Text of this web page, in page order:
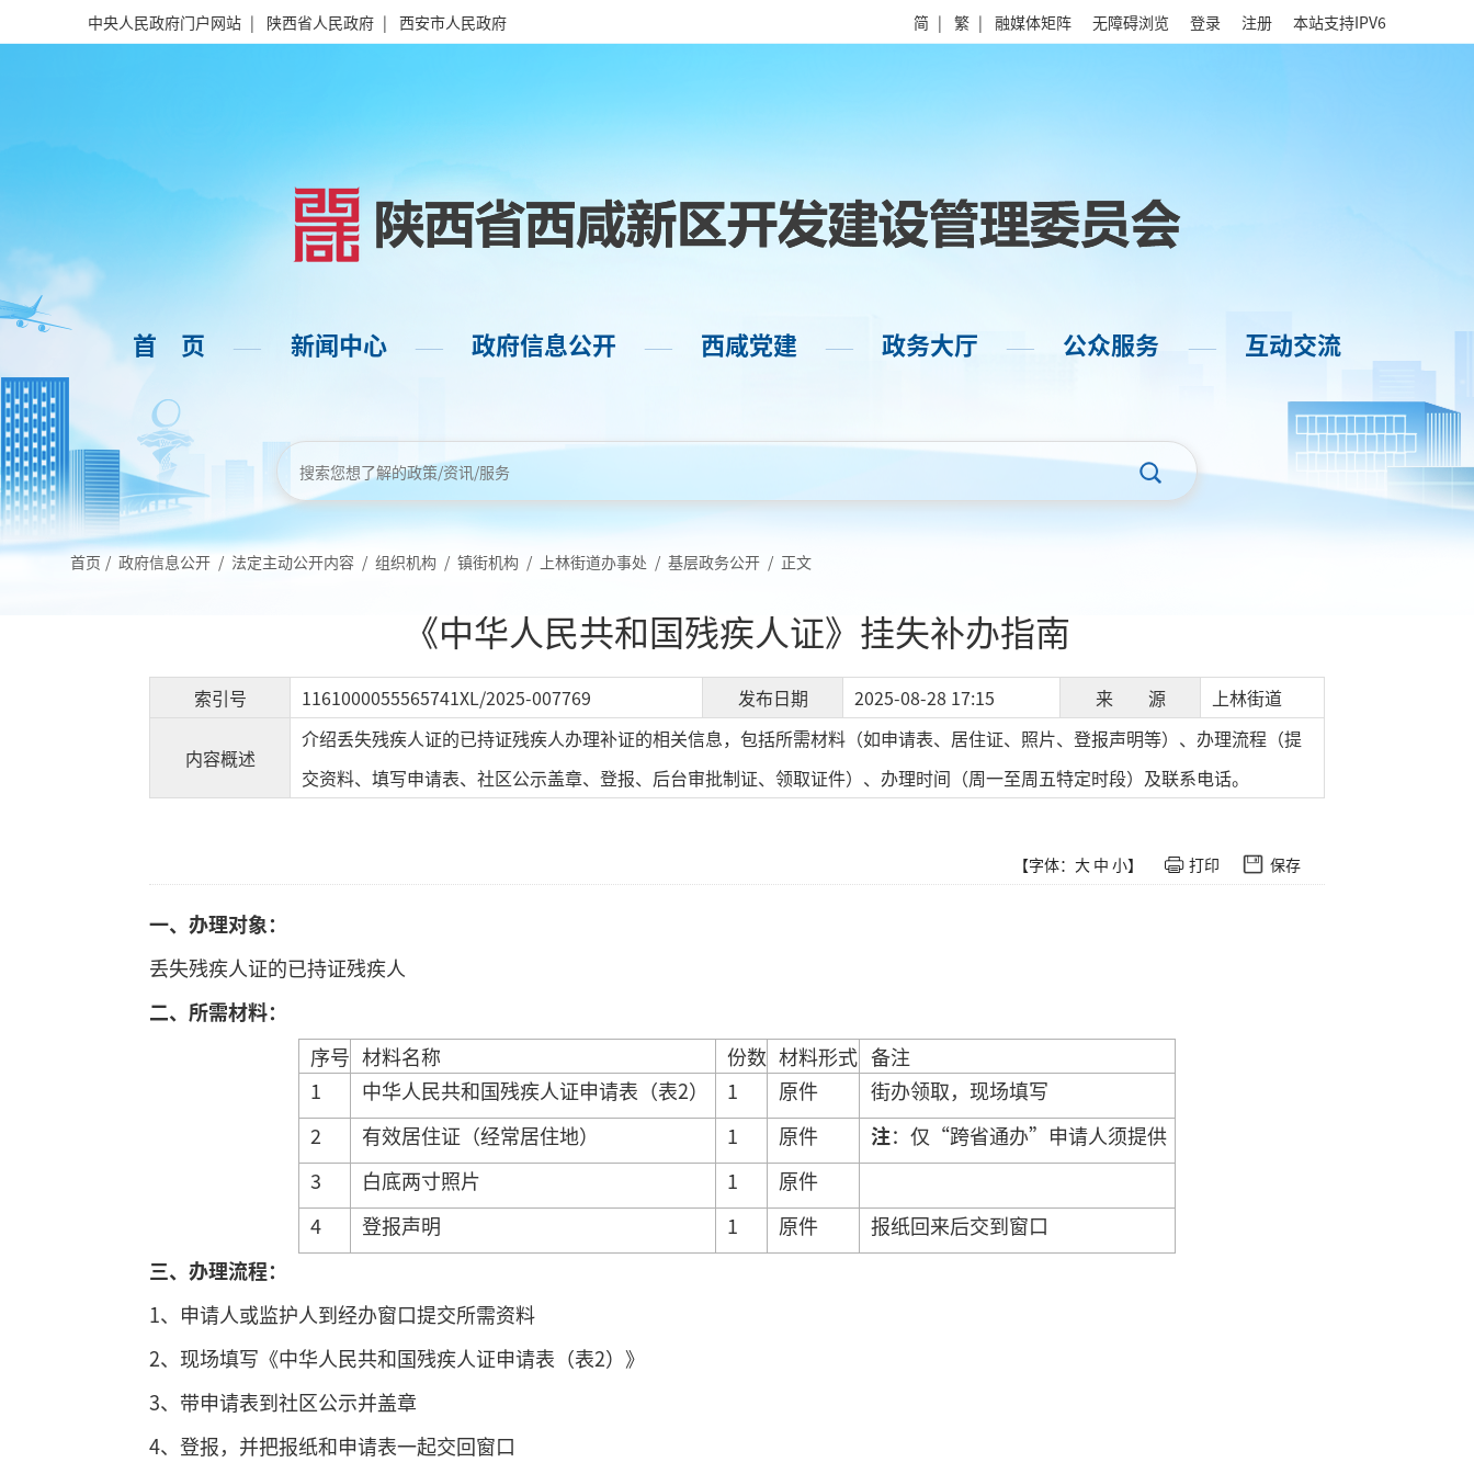
中央人民政府门户网站 | 陕西省人民政府 | 西安市人民政府 简 | 繁 | 融媒体矩阵 无障碍浏览 登录 注册 本站支持IPV6
首 页 —— 新闻中心 —— 政府信息公开 —— 西咸党建 —— 政务大厅 —— 公众服务 —— 互动交流
首页 / 政府信息公开 / 法定主动公开内容 / 组织机构 / 镇街机构 / 上林街道办事处 / 基层政务公开 / 正文
《中华人民共和国残疾人证》挂失补办指南
索引号 1161000055565741XL/2025-007769 发布日期 2025-08-28 17:15 来 源 上林街道
内容概述
介绍丢失残疾人证的已持证残疾人办理补证的相关信息，包括所需材料（如申请表、居住证、照片、登报声明等）、办理流程（提
交资料、填写申请表、社区公示盖章、登报、后台审批制证、领取证件）、办理时间（周一至周五特定时段）及联系电话。
【字体： 大 中 小】 打印 保存
一、 办理对象：
丢失残疾人证的已持证残疾人
二、所需材料：
序号 材料名称 份数 材料形式 备注
1
中华人民共和国残疾人证申请表（表2） 1 原件
街办领取，现场填写
2
有效居住证（经常居住地） 1 原件 注：仅“跨省通办”申请人须提供
3
白底两寸照片 1
原件
4
登报声明 1 原件
报纸回来后交到窗口
三、 办理流程：
1、申请人或监护人到经办窗口提交所需资料
2、现场填写《中华人民共和国残疾人证申请表（表2）》
3、带申请表到社区公示并盖章
4、登报，并把报纸和申请表一起交回窗口